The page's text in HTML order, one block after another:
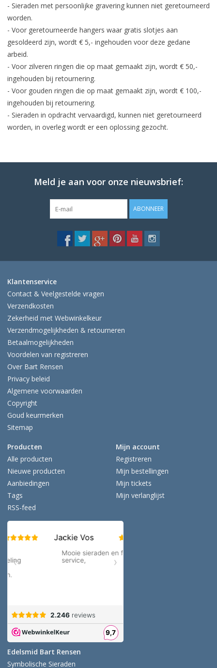
- Sieraden met persoonlijke gravering kunnen niet geretourneerd
worden.
- Voor geretourneerde hangers waar gratis slotjes aan
gesoldeerd zijn, wordt € 5,- ingehouden voor deze gedane
arbeid.
- Voor zilveren ringen die op maat gemaakt zijn, wordt € 50,-
ingehouden bij retournering.
- Voor gouden ringen die op maat gemaakt zijn, wordt € 100,-
ingehouden bij retournering.
- Sieraden in opdracht vervaardigd, kunnen niet geretourneerd
worden, in overleg wordt er een oplossing gezocht.
Meld je aan voor onze nieuwsbrief:
ABONNEER
Klantenservice
Contact & Veelgestelde vragen
Verzendkosten
Zekerheid met Webwinkelkeur
Verzendmogelijkheden & retourneren
Betaalmogelijkheden
Voordelen van registreren
Over Bart Rensen
Privacy beleid
Algemene voorwaarden
Copyright
Goud keurmerken
Sitemap
Producten
Alle producten
Nieuwe producten
Aanbiedingen
Tags
RSS-feed
Mijn account
Registreren
Mijn bestellingen
Mijn tickets
Mijn verlanglijst
Edelsmid Bart Rensen
Symbolische Sieraden